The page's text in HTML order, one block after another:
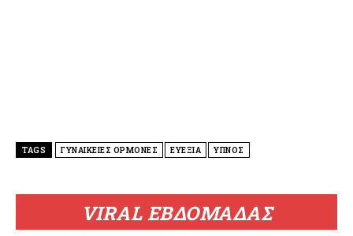
VIRAL ΕΒΔΟΜΑΔΑΣ
TAGS ΓΥΝΑΙΚΕΙΕΣ ΟΡΜΟΝΕΣ ΕΥΕΞΙΑ ΥΠΝΟΣ